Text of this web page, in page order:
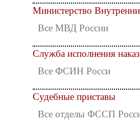
Министерство
Все МВД России
Служба исполнения
Все ФСИН Росси
Судебные приставы
Все отделы ФССП